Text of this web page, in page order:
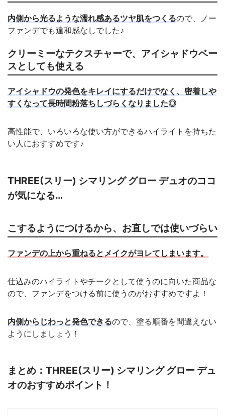
内側から光るような濡れ感あるツヤ肌をつくるので、ノー
ファンデでも違和感なしでした♪
クリーミーなテクスチャーで、アイシャドウベー
スとしても使える
アイシャドウの発色をキレイにするだけでなく、密着しや
すくなって長時間粉落ちしづらくなりました◎
高性能で、いろいろな使い方ができるハイライトを持ちた
い人におすすめです♪
THREE(スリー) シマリング グロー デュオのココ
が気になる…
こするようにつけるから、お直しでは使いづらい
ファンデの上から重ねるとメイクがヨレてしまいます。
仕込みのハイライトやチークとして使うのに向いた商品な
ので、ファンデをつける前に使うのがおすすめですよ！
内側からじわっと発色できるので、塗る順番を間違えない
ようにしましょう！
まとめ：THREE(スリー) シマリング グロー デュ
オのおすすめポイント！